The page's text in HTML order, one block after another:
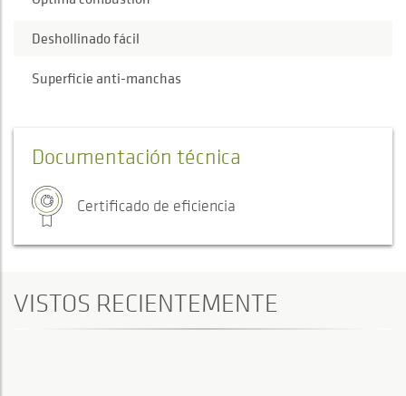
Deshollinado fácil
Superficie anti-manchas
Documentación técnica
Certificado de eficiencia
VISTOS RECIENTEMENTE